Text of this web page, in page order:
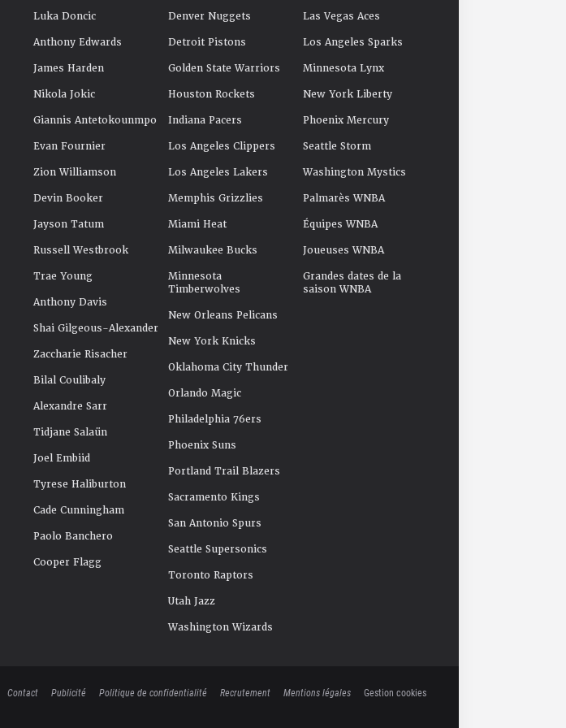
Luka Doncic
Anthony Edwards
James Harden
Nikola Jokic
Giannis Antetokounmpo
Evan Fournier
Zion Williamson
Devin Booker
Jayson Tatum
Russell Westbrook
Trae Young
Anthony Davis
Shai Gilgeous-Alexander
Zaccharie Risacher
Bilal Coulibaly
Alexandre Sarr
Tidjane Salaün
Joel Embiid
Tyrese Haliburton
Cade Cunningham
Paolo Banchero
Cooper Flagg
Denver Nuggets
Detroit Pistons
Golden State Warriors
Houston Rockets
Indiana Pacers
Los Angeles Clippers
Los Angeles Lakers
Memphis Grizzlies
Miami Heat
Milwaukee Bucks
Minnesota
Timberwolves
New Orleans Pelicans
New York Knicks
Oklahoma City Thunder
Orlando Magic
Philadelphia 76ers
Phoenix Suns
Portland Trail Blazers
Sacramento Kings
San Antonio Spurs
Seattle Supersonics
Toronto Raptors
Utah Jazz
Washington Wizards
Las Vegas Aces
Los Angeles Sparks
Minnesota Lynx
New York Liberty
Phoenix Mercury
Seattle Storm
Washington Mystics
Palmarès WNBA
Équipes WNBA
Joueuses WNBA
Grandes dates de la
saison WNBA
Contact Publicité Politique de confidentialité Recrutement Mentions légales Gestion cookies